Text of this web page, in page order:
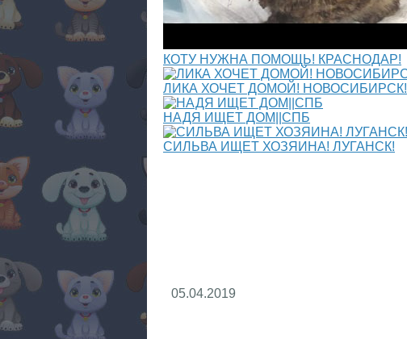
КОТУ НУЖНА ПОМОЩЬ! КРАСНОДАР!
ЛИКА ХОЧЕТ ДОМОЙ! НОВОСИБИРСК!
НАДЯ ИЩЕТ ДОМ||СПБ
СИЛЬВА ИЩЕТ ХОЗЯИНА! ЛУГАНСК!
05.04.2019